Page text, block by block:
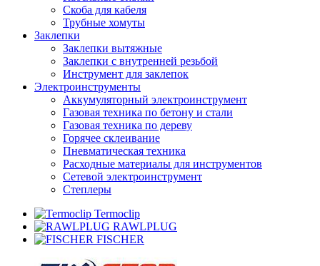
Скоба для кабеля
Трубные хомуты
Заклепки
Заклепки вытяжные
Заклепки с внутренней резьбой
Инструмент для заклепок
Электроинструменты
Аккумуляторный электроинструмент
Газовая техника по бетону и стали
Газовая техника по дереву
Горячее склеивание
Пневматическая техника
Расходные материалы для инструментов
Сетевой электроинструмент
Степлеры
Termoclip
RAWLPLUG
FISCHER